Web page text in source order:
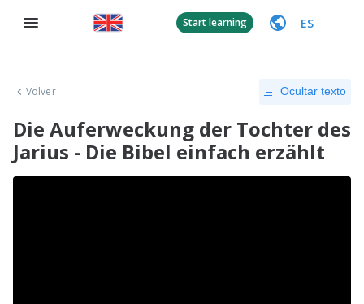
Start learning ES
Volver Ocultar texto
Die Auferweckung der Tochter des
Jarius - Die Bibel einfach erzählt